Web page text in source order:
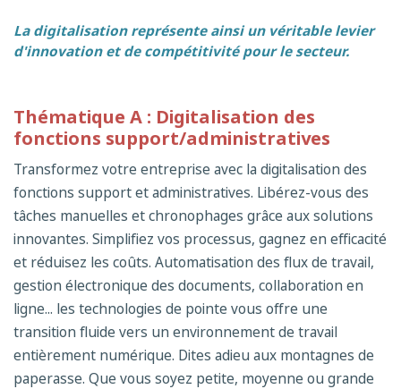
La digitalisation représente ainsi un véritable levier
d'innovation et de compétitivité pour le secteur.
Thématique A : Digitalisation des
fonctions support/administratives
Transformez votre entreprise avec la digitalisation des
fonctions support et administratives. Libérez-vous des
tâches manuelles et chronophages grâce aux solutions
innovantes. Simplifiez vos processus, gagnez en efficacité
et réduisez les coûts. Automatisation des flux de travail,
gestion électronique des documents, collaboration en
ligne... les technologies de pointe vous offre une
transition fluide vers un environnement de travail
entièrement numérique. Dites adieu aux montagnes de
paperasse. Que vous soyez petite, moyenne ou grande